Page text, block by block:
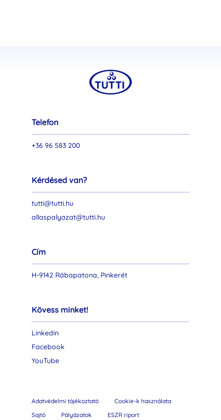
Telefon
+36 96 583 200
Kérdésed van?
tutti@tutti.hu
allaspalyazat@tutti.hu
Cím
H-9142 Rábapatona, Pinkerét
Kövess minket!
Linkedin
Facebook
YouTube
Adatvédelmi tájékoztató
Cookie-k használata
Sajtó
Pályázatok ESZR riport